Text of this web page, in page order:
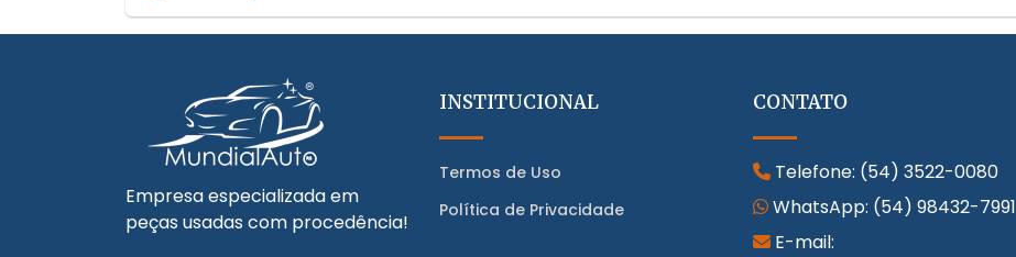
Empresa especializada em
peças usadas com procedência!
INSTITUCIONAL
Termos de Uso
Política de Privacidade
CONTATO
Telefone: (54) 3522-0080
WhatsApp: (54) 98432-7991
E-mail: